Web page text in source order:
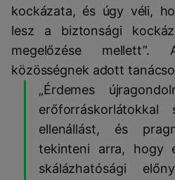
kockázata, és úgy véli,
lesz a biztonsági
megelőzése
közösségnek adott
„Érdemes
erőforráskorlátokkal
ellenállást, és
tekinteni arra, hogy
skálázhatósági